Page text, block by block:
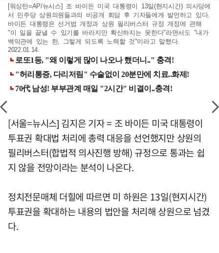
[워싱턴=AP/뉴시스] 조 바이든 미국 대통령이 13일(현지시간) 의사당에
서 민주당 상원의원들과의 비공개 회담 후 기자들에게 발언하고 있다.
바이든 대통령은 선거법 개정과 상원 필리버스터 규정 개정에 관해
"이 일을 끝낼 수 있기를 바라지만 확신하지는 못한다"라면서도 "내가
백악관에 있는 한, 그렇게 되도록 노력할 것"이라고 말했다.
2022.01.14.
[서울=뉴시스] 김지은 기자 = 조 바이든 미국 대통령이
투표권 확대법 처리에 총력 대응을 선언했지만 상원의
필리버스터(합법적 의사진행 방해) 규정으로 통과는 쉽
지 않을 전망이라는 분석이 나온다.
정치전문매체 더힐에 따르면 미 하원은 13일(현지시간)
투표권을 확대하는 내용의 법안을 처리해 상원으로 넘겼
다.